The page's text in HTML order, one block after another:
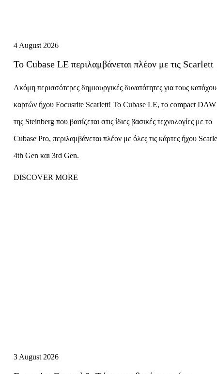
4 August 2026
Το Cubase LE περιλαμβάνεται πλέον με τις Scarlett
Ακόμη περισσότερες δημιουργικές δυνατότητες για τους
καρτών ήχου Focusrite Scarlett! Το Cubase LE, το compact DAW
της Steinberg που βασίζεται στις ίδιες βασικές τεχνολογίες με το
Cubase Pro, περιλαμβάνεται πλέον με όλες τις κάρτες ήχου
4th Gen και 3rd Gen.
DISCOVER MORE
3 August 2026